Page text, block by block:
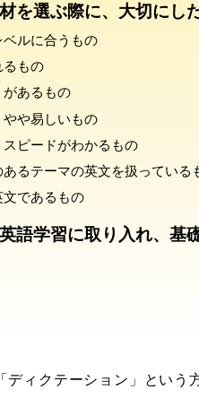
を選ぶ際に、大切にし
ルに合うもの
るもの
があるもの
や易しいもの
ピードがわかるもの
るテーマの英文を扱っている
であるもの
語学習に取り入れ、基
ィクテーション」という